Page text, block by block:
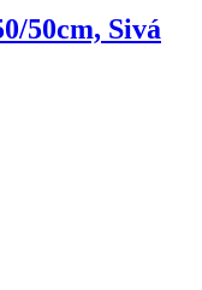
50cm, Sivá